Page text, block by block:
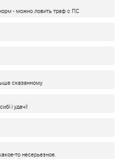
- можно ловить траф с ПС
сказанному.
і удачі!
то несерьезное.